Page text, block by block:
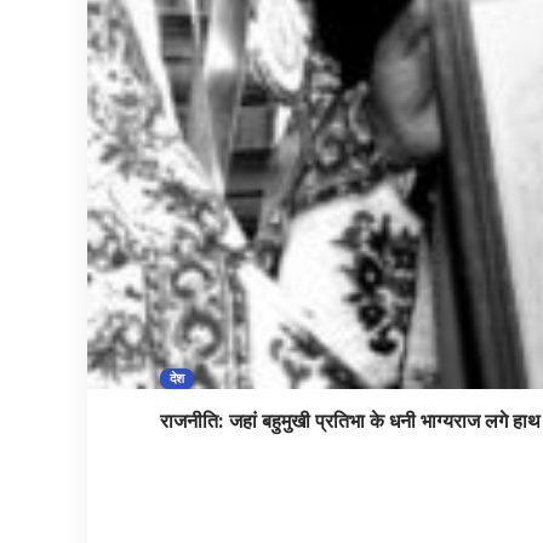
देश
राजनीति: जहां बहुमुखी प्रतिभा के धनी भाग्यराज लगे